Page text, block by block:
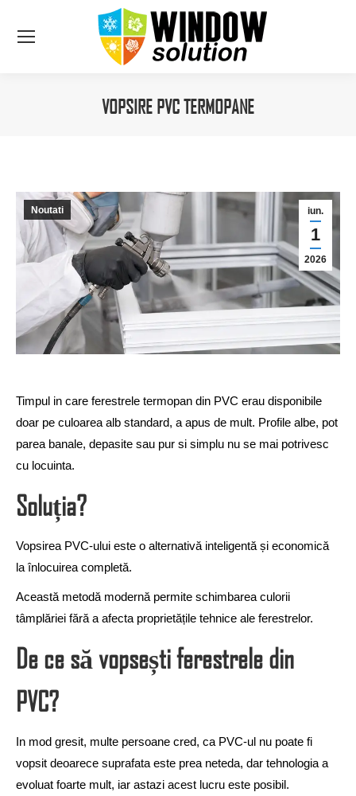
VOPSIRE PVC TERMOPANE
iun.
1
2026
Noutati
Timpul in care ferestrele termopan din PVC erau disponibile
doar pe culoarea alb standard, a apus de mult. Profile albe, pot
parea banale, depasite sau pur si simplu nu se mai potrivesc
cu locuinta.
Soluția?
Vopsirea PVC-ului este o alternativă inteligentă și economică
la înlocuirea completă.
Această metodă modernă permite schimbarea culorii
tâmplăriei fără a afecta proprietățile tehnice ale ferestrelor.
De ce să vopsești ferestrele din
PVC?
In mod gresit, multe persoane cred, ca PVC-ul nu poate fi
vopsit deoarece suprafata este prea neteda, dar tehnologia a
evoluat foarte mult, iar astazi acest lucru este posibil.